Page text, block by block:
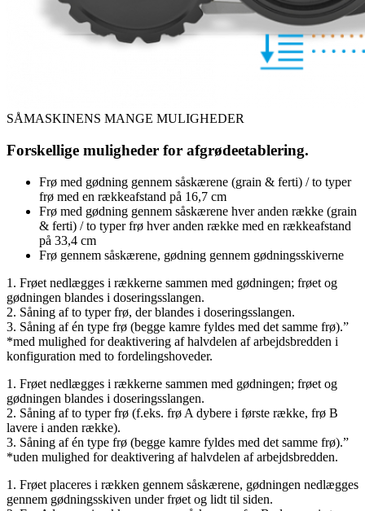
SÅMASKINENS MANGE MULIGHEDER
Forskellige muligheder for afgrødeetablering.
Frø med gødning gennem såskærene (grain & ferti) / to typer
frø med en rækkeafstand på 16,7 cm
Frø med gødning gennem såskærene hver anden række (grain
& ferti) / to typer frø hver anden række med en rækkeafstand
på 33,4 cm
Frø gennem såskærene, gødning gennem gødningsskiverne
1. Frøet nedlægges i rækkerne sammen med gødningen; frøet og
gødningen blandes i doseringsslangen.
2. Såning af to typer frø, der blandes i doseringsslangen.
3. Såning af én type frø (begge kamre fyldes med det samme frø).”
*med mulighed for deaktivering af halvdelen af arbejdsbredden i
konfiguration med to fordelingshoveder.
1. Frøet nedlægges i rækkerne sammen med gødningen; frøet og
gødningen blandes i doseringsslangen.
2. Såning af to typer frø (f.eks. frø A dybere i første række, frø B
lavere i anden række).
3. Såning af én type frø (begge kamre fyldes med det samme frø).”
*uden mulighed for deaktivering af halvdelen af arbejdsbredden.
1. Frøet placeres i rækken gennem såskærene, gødningen nedlægges
gennem gødningsskiven under frøet og lidt til siden.